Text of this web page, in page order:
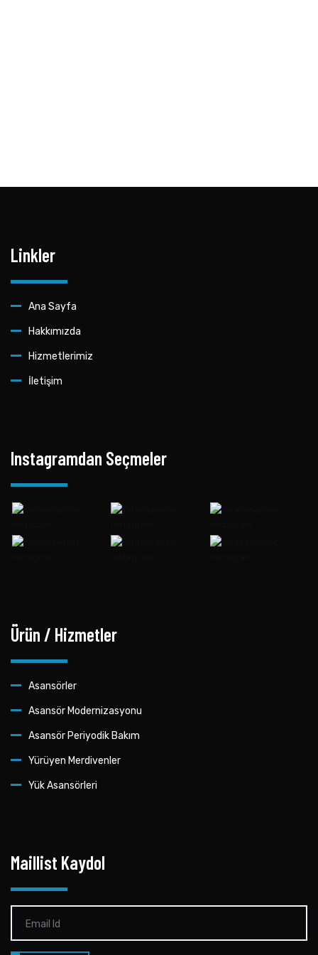
Linkler
Ana Sayfa
Hakkımızda
Hizmetlerimiz
İletişim
Instagramdan Seçmeler
Ürün / Hizmetler
Asansörler
Asansör Modernizasyonu
Asansör Periyodik Bakım
Yürüyen Merdivenler
Yük Asansörleri
Maillist Kaydol